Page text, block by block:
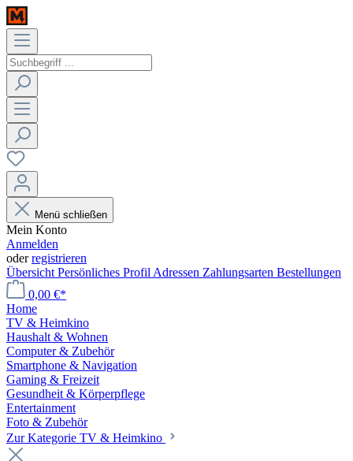
Menü schließen
Mein Konto
Anmelden
oderregistrieren
Übersicht Persönliches Profil Adressen Zahlungsarten Bestellungen
0,00 €*
Home
TV & Heimkino
Haushalt & Wohnen
Computer & Zubehör
Smartphone & Navigation
Gaming & Freizeit
Gesundheit & Körperpflege
Entertainment
Foto & Zubehör
Zur Kategorie TV & Heimkino